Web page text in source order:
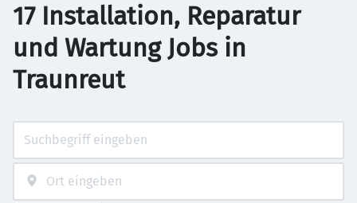
17 Installation, Reparatur
und Wartung Jobs in
Traunreut